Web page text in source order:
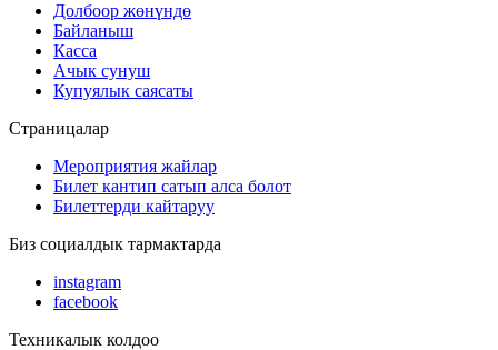
Долбоор жөнүндө
Байланыш
Касса
Ачык сунуш
Купуялык саясаты
Страницалар
Мероприятия жайлар
Билет кантип сатып алса болот
Билеттерди кайтаруу
Биз социалдык тармактарда
instagram
facebook
Техникалык колдоо